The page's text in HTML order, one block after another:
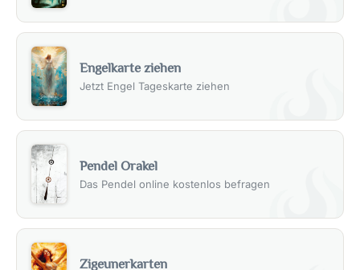
Engelkarte ziehen
Jetzt Engel Tageskarte ziehen
Pendel Orakel
Das Pendel online kostenlos befragen
Zigeunerkarten